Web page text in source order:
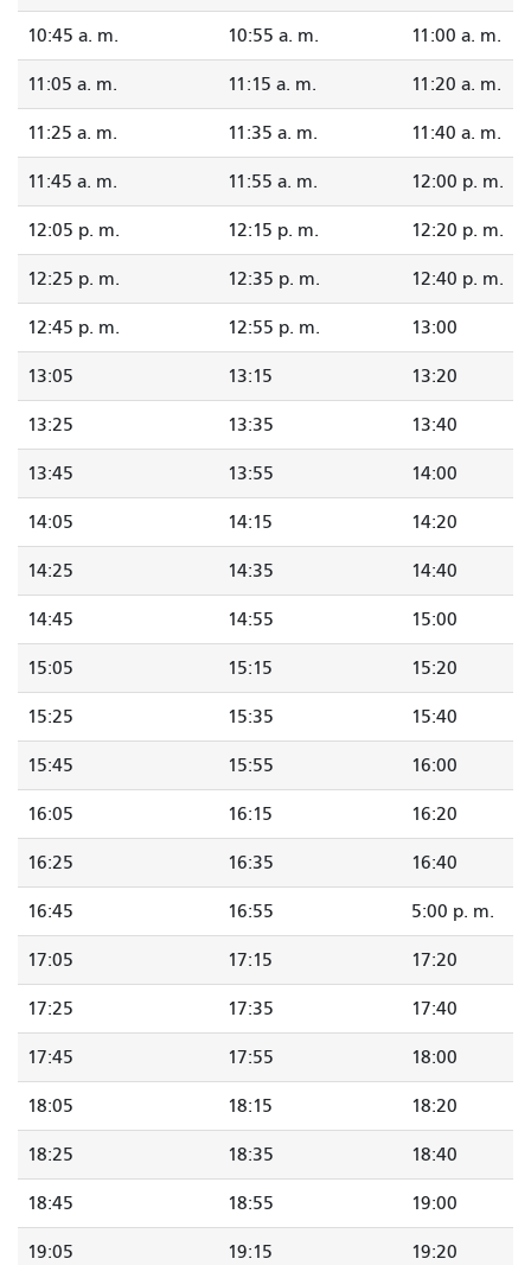
10:45 a. m. 10:55 a. m. 11:00 a. m.
11:05 a. m. 11:15 a. m. 11:20 a. m.
11:25 a. m. 11:35 a. m. 11:40 a. m.
11:45 a. m. 11:55 a. m. 12:00 p. m.
12:05 p. m. 12:15 p. m. 12:20 p. m.
12:25 p. m. 12:35 p. m. 12:40 p. m.
12:45 p. m. 12:55 p. m. 13:00
13:05 13:15 13:20
13:25 13:35 13:40
13:45 13:55 14:00
14:05 14:15 14:20
14:25 14:35 14:40
14:45 14:55 15:00
15:05 15:15 15:20
15:25 15:35 15:40
15:45 15:55 16:00
16:05 16:15 16:20
16:25 16:35 16:40
16:45 16:55 5:00 p. m.
17:05 17:15 17:20
17:25 17:35 17:40
17:45 17:55 18:00
18:05 18:15 18:20
18:25 18:35 18:40
18:45 18:55 19:00
19:05 19:15 19:20